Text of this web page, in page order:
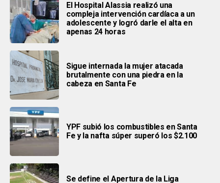
El Hospital Alassia realizó una
compleja intervención cardíaca a un
adolescente y logró darle el alta en
apenas 24 horas
Sigue internada la mujer atacada
brutalmente con una piedra en la
cabeza en Santa Fe
YPF subió los combustibles en Santa
Fe y la nafta súper superó los $2.100
Se define el Apertura de la Liga